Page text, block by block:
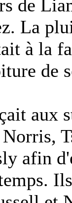
de
La
à la
de
aux
afin